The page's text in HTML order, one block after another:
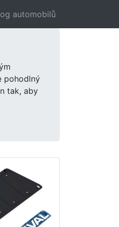
automobilů
pohodlný
tak, aby